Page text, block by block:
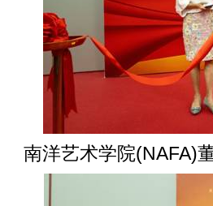
南洋艺术学院(NAFA)